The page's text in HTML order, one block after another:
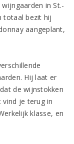
in St.-
totaal bezit hij
aangeplant,
Hij laat er
de wijnstokken
vind je terug in
klasse, en